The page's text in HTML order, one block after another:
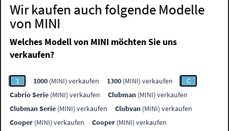
Wir kaufen auch folgende Modelle
von MINI
Welches Modell von MINI möchten Sie uns
verkaufen?
1 1000 (MINI) verkaufen 1300 (MINI) verkaufen
C
Cabrio Serie (MINI) verkaufen Clubman (MINI) verkaufen
Clubman Serie (MINI) verkaufen Clubvan (MINI) verkaufen
Cooper (MINI) verkaufen Cooper (MINI) verkaufen